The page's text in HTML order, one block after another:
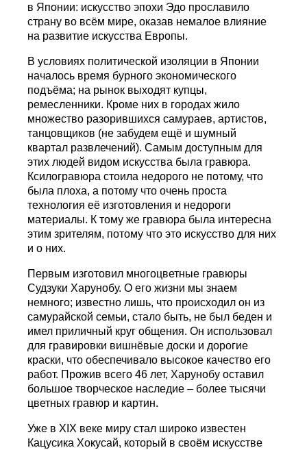
в Японии: искусство эпохи Эдо прославило
страну во всём мире, оказав немалое влияние
на развитие искусства Европы.
В условиях политической изоляции в Японии
началось время бурного экономического
подъёма; на рынок выходят купцы,
ремесленники. Кроме них в городах жило
множество разорившихся самураев, артистов,
танцовщиков (не забудем ещё и шумный
квартал развлечений). Самым доступным для
этих людей видом искусства была гравюра.
Ксилогравюра стоила недорого не потому, что
была плоха, а потому что очень проста
технология её изготовления и недороги
материалы. К тому же гравюра была интересна
этим зрителям, потому что это искусство для них
и о них.
Первым изготовил многоцветные гравюры
Судзуки Харунобу. О его жизни мы знаем
немного; известно лишь, что происходил он из
самурайской семьи, стало быть, не был беден и
имел приличный круг общения. Он использовал
для гравировки вишнёвые доски и дорогие
краски, что обеспечивало высокое качество его
работ. Прожив всего 46 лет, Харунобу оставил
большое творческое наследие – более тысячи
цветных гравюр и картин.
Уже в XIX веке миру стал широко известен
Кацусика Хокусай, который в своём искусстве